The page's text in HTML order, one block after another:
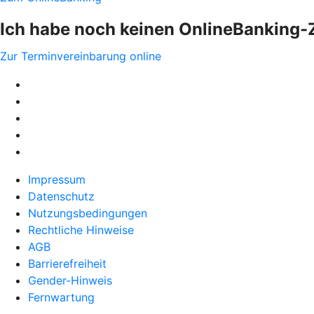
Ich habe noch keinen OnlineBanking-
Zur Terminvereinbarung online
Impressum
Datenschutz
Nutzungsbedingungen
Rechtliche Hinweise
AGB
Barrierefreiheit
Gender-Hinweis
Fernwartung